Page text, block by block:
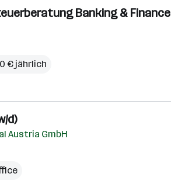
Banking & Finance
€ jährlich
d)
Austria GmbH